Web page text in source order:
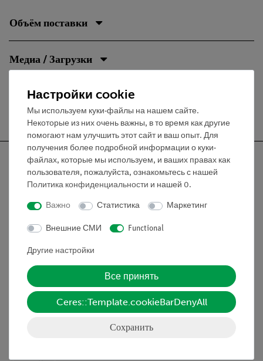
Объём поставки
Медиа / Загрузки
Бесплатная доставка от 300,- €
Информация
Контактное лицо
Условия сотрудничества
Декларация о конфиденциальности
Вводные данные
Обслуживание
Настройки cookie
Мы используем куки-файлы на нашем сайте.
Некоторые из них очень важны, в то время как другие
помогают нам улучшить этот сайт и ваш опыт. Для
получения более подробной информации о куки-
файлах, которые мы используем, и ваших правах как
пользователя, пожалуйста, ознакомьтесь с нашей
Политика конфиденциальности и нашей 0.
Важно Статистика Маркетинг
Внешние СМИ Functional
Другие настройки
Все принять
Ceres::Template.cookieBarDenyAll
Сохранить